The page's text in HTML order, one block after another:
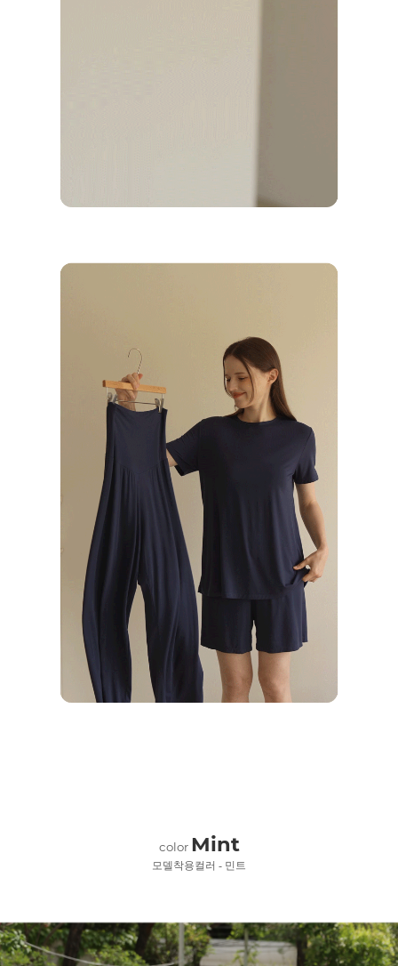
color Mint
모델착용컬러 - 민트